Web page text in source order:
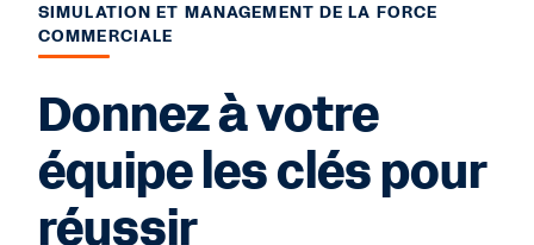
Produits
Solutions
Ressources
Tarification
SIMULATION ET MANAGEMENT DE LA FORCE
COMMERCIALE
Donnez à votre
équipe les clés pour
réussir